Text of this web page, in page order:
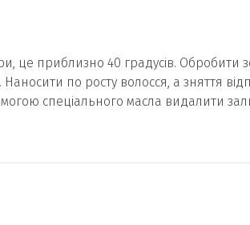
це приблизно 40 градусів. Обробити
Наносити по росту волосся, а зняття
спеціального масла видалити